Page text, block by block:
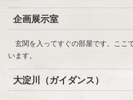
企画展示室
玄関を入ってすぐの部屋です。ここ
います。
大淀川（ガイダンス）